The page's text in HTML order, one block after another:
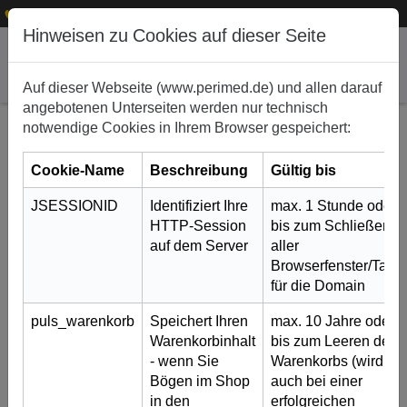
1
6. Juni 2018
Um unsere Sortiment an Aufklärungsbögen immer auf
dem neuesten Stand zu halten, arbeiten erfahrene
Mitarbeiter zusammen mit renommierten Autoren und
Hinweisen zu Cookies auf dieser Seite
Auf dieser Webseite (www.perimed.de) und allen darauf
angebotenen Unterseiten werden nur technisch
notwendige Cookies in Ihrem Browser gespeichert:
Cookie-Name Beschreibung
Gültig bis
JSESSIONID
Identifiziert Ihre
HTTP-Session
auf dem Server
max. 1 Stunde oder
bis zum Schließen
aller
Browserfenster/Tabs
für die Domain
puls_warenkorb
Speichert Ihren
Warenkorbinhalt
- wenn Sie
Bögen im Shop
in den
max. 10 Jahre oder
bis zum Leeren des
Warenkorbs (wird
auch bei einer
erfolgreichen